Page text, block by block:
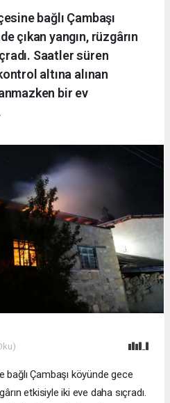
bağlı Çambaşı
çıkan yangın, rüzgârın
Saatler süren
altına alınan
bir ev
Çambaşı köyünde gece
etkisiyle iki eve daha sıçradı.